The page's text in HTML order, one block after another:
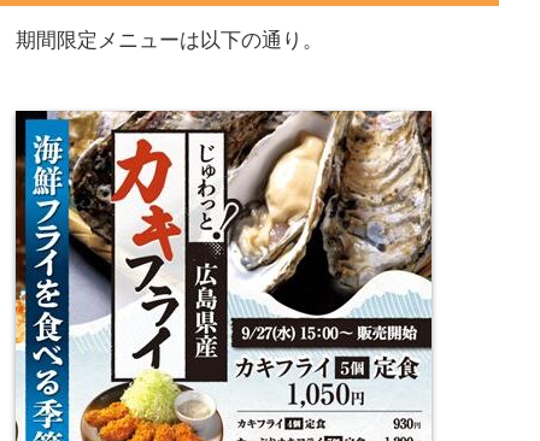
期間限定メニューは以下の通り。